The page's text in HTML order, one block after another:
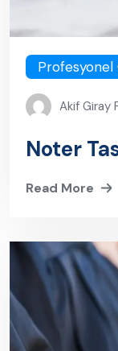
Profesyonel
Akif Giray
Noter
Read More